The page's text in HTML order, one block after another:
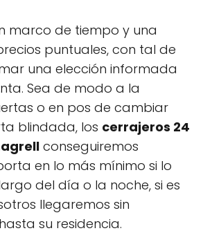
marco de tiempo y una
puntuales, con tal de
una elección informada
Sea de modo a la
o en pos de cambiar
blindada, los cerrajeros 24
conseguiremos
en lo más mínimo si lo
del día o la noche, si es
llegaremos sin
su residencia.